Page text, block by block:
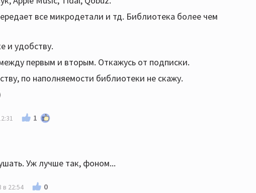
все микродетали и тд. Библиотека более чем
и удобству.
первым и вторым. Откажусь от подписки.
по наполняемости библиотеки не скажу.
1
Уж лучше так, фоном...
в 22:54 0